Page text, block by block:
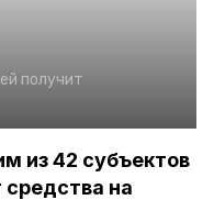
получит
из 42 субъектов
на